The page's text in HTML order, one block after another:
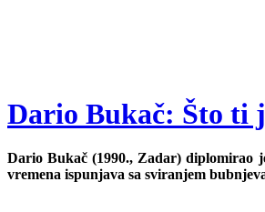
Dario Bukač: Što ti
Dario Bukač (1990., Zadar) diplomirao
vremena ispunjava sa sviranjem